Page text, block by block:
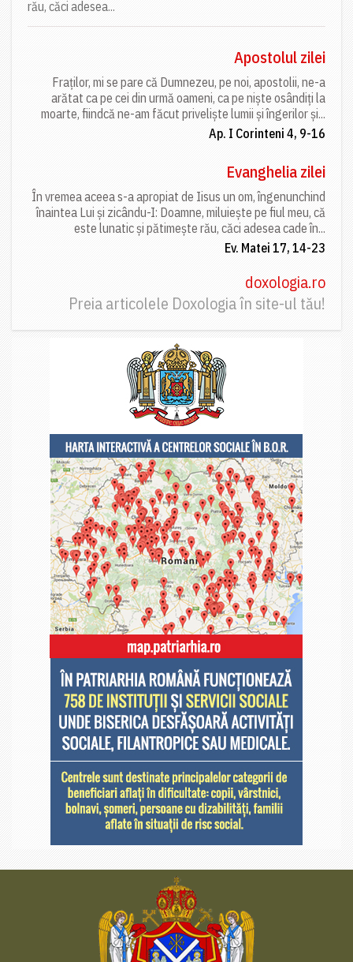
rău, căci adesea...
Apostolul zilei
Fraților, mi se pare că Dumnezeu, pe noi, apostolii, ne-a
arătat ca pe cei din urmă oameni, ca pe niște osândiți la
moarte, fiindcă ne-am făcut priveliște lumii și îngerilor și...
Ap. I Corinteni 4, 9-16
Evanghelia zilei
În vremea aceea s-a apropiat de Iisus un om, îngenunchind
înaintea Lui și zicându-I: Doamne, miluiește pe fiul meu, că
este lunatic și pătimește rău, căci adesea cade în...
Ev. Matei 17, 14-23
doxologia.ro
Preia articolele Doxologia în site-ul tău!